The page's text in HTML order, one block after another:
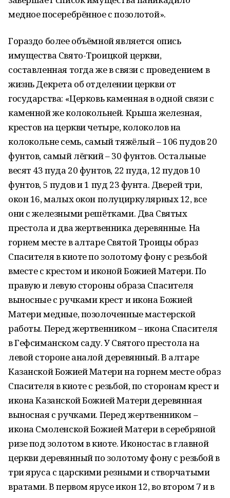
медное посеребрённое с позолотой».
Гораздо более объёмной является опись
имущества Свято-Троицкой церкви,
составленная тогда же в связи с проведением в
жизнь Декрета об отделении церкви от
государства: «Церковь каменная в одной связи с
каменной же колокольней. Крыша железная,
крестов на церкви четыре, колоколов на
колокольне семь, самый тяжёлый – 106 пудов 20
фунтов, самый лёгкий – 30 фунтов. Остальные
весят 43 пуда 20 фунтов, 22 пуда, 12 пудов 10
фунтов, 5 пудов и 1 пуд 23 фунта. Дверей три,
окон 16, малых окон полуциркулярных 12, все
они с железными решётками. Два Святых
престола и два жертвенника деревянные. На
горнем месте в алтаре Святой Троицы образ
Спасителя в киоте по золотому фону с резьбой
вместе с крестом и иконой Божией Матери. По
правую и левую стороны образа Спасителя
выносные с ручками крест и икона Божией
Матери медные, позолоченные мастерской
работы. Перед жертвенником – икона Спасителя
в Гефсиманском саду. У Святого престола на
левой стороне аналой деревянный. В алтаре
Казанской Божией Матери на горнем месте образ
Спасителя в киоте с резьбой, по сторонам крест и
икона Казанской Божией Матери деревянная
выносная с ручками. Перед жертвенником –
икона Смоленской Божией Матери в серебряной
ризе под золотом в киоте. Иконостас в главной
церкви деревянный по золотому фону с резьбой в
три яруса с царскими резными и створчатыми
вратами. В первом ярусе икон 12, во втором 7 и в